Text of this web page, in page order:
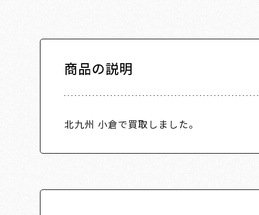
商品の説明
北九州 小倉で買取しました。